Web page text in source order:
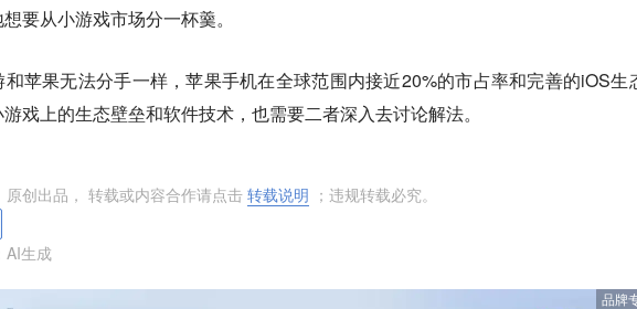
要从小游戏市场分一杯羹。
苹果无法分手一样，苹果手机在全球范围内接近20%的市占率和完善的iOS生
戏上的生态壁垒和软件技术，也需要二者深入去讨论解法。
原创出品， 转载或内容合作请点击 转载说明 ；违规转载必究。
AI生成
品牌